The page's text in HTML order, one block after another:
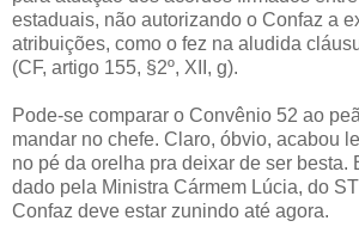
estaduais, não autorizando o Confaz a
atribuições, como o fez na aludida
(CF, artigo 155, §2º, XII, g).
Pode-se comparar o Convênio 52 ao
mandar no chefe. Claro, óbvio, acabou
no pé da orelha pra deixar de ser besta.
dado pela Ministra Cármem Lúcia, do
Confaz deve estar zunindo até agora.